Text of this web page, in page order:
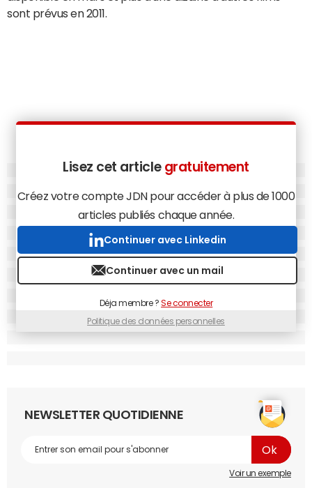
sont prévus en 2011.
Lisez cet article gratuitement
Créez votre compte JDN pour accéder à plus de 1000
articles publiés chaque année.
Continuer avec Linkedin
Continuer avec un mail
Déja membre ?Se connecter
Politique des données personnelles
NEWSLETTER QUOTIDIENNE
Voir un exemple